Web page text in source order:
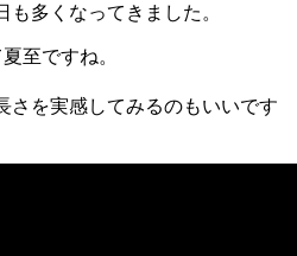
も多くなってきました。
至ですね。
さを実感してみるのもいいです